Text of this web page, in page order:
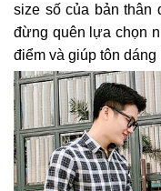
size số của bản thân
đừng quên lựa chọn
điểm và giúp tôn